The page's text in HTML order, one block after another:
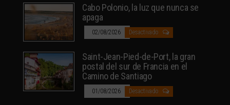
Cabo Polonio, la luz que nunca se
apaga
02/08/2026 Desactivado
Saint-Jean-Pied-de-Port, la gran
postal del sur de Francia en el
Camino de Santiago
01/08/2026 Desactivado